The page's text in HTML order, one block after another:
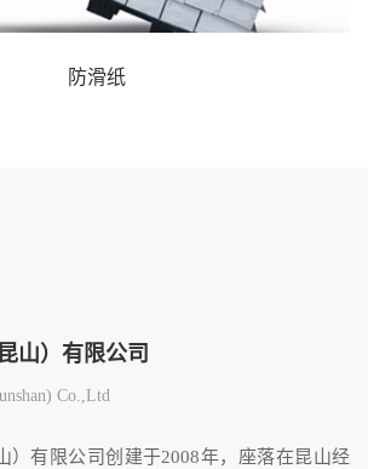
防滑纸
山）有限公司
Co.,Ltd
）有限公司创建于2008年，座落在昆山经